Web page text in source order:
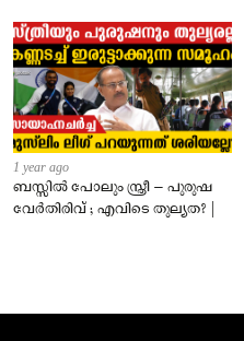
1 year ago
ബസ്സിൽ പോലും സ്ത്രീ – പുരുഷ
വേർതിരിവ് ; എവിടെ തുല്യത? |